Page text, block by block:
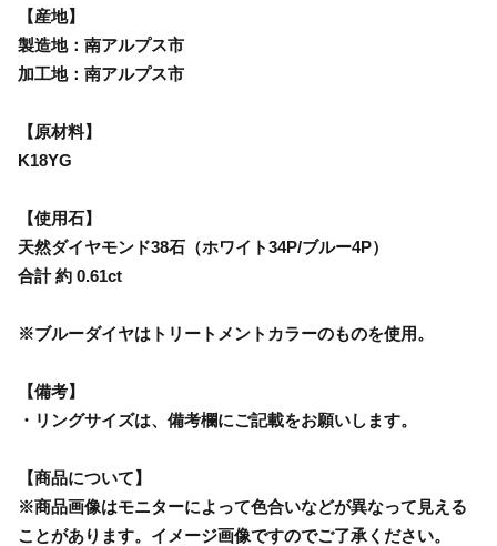
【産地】
製造地：南アルプス市
加工地：南アルプス市
【原材料】
K18YG
【使用石】
天然ダイヤモンド38石（ホワイト34P/ブルー4P）
合計 約 0.61ct
※ブルーダイヤはトリートメントカラーのものを使用。
【備考】
・リングサイズは、備考欄にご記載をお願いします。
【商品について】
※商品画像はモニターによって色合いなどが異なって見える
ことがあります。イメージ画像ですのでご了承ください。